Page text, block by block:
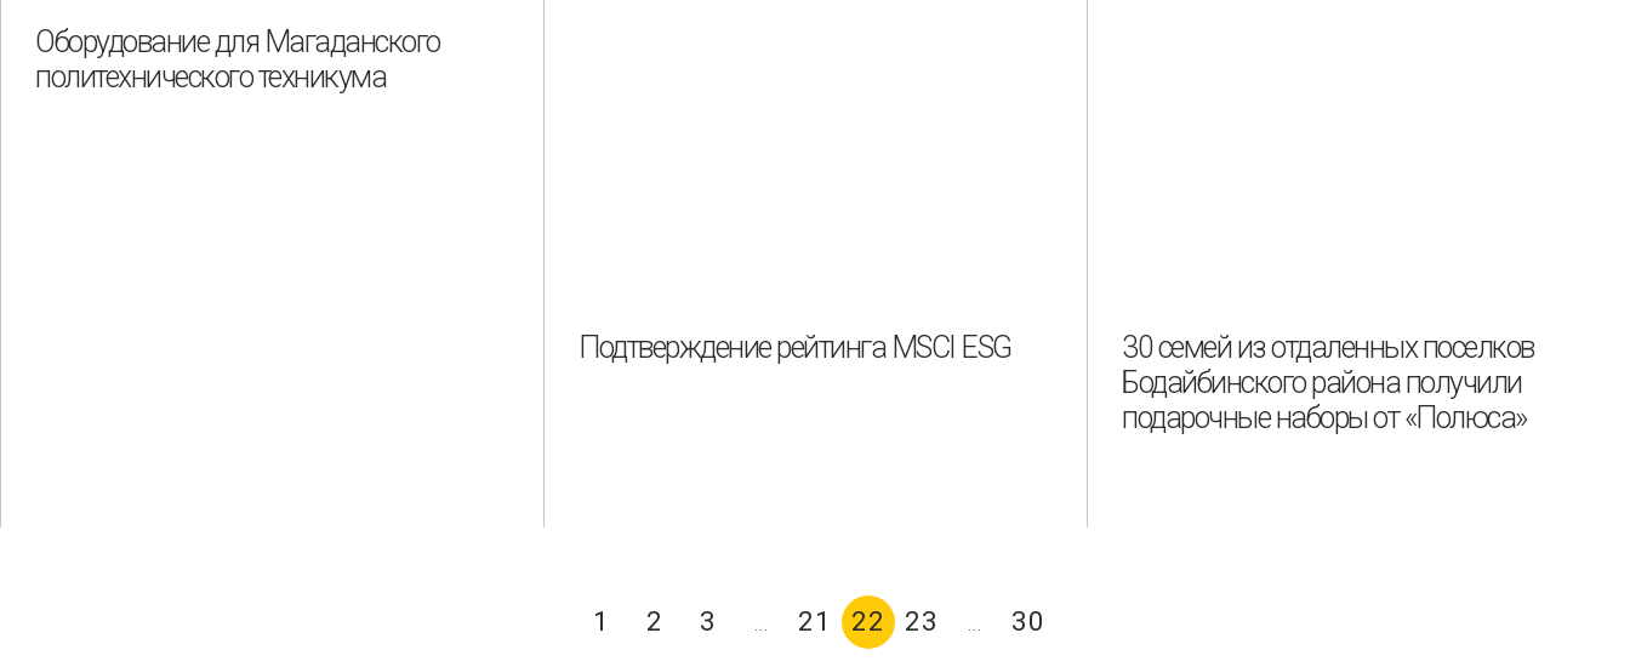
Оборудование для Магаданского
политехнического техникума
Подтверждение рейтинга MSCI ESG
30 семей из отдаленных поселков
Бодайбинского района получили
подарочные наборы от «Полюса»
1 2 3 21 22 23 30